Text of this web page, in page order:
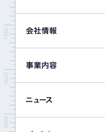
会社情報
事業内容
ニュース